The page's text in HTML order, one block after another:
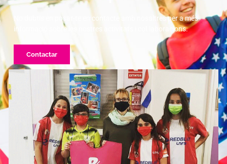
No dubtis en posar-te en contacte amb nosaltres per a més
informació sobre les nostres activitats i col.laboracions.
Contactar